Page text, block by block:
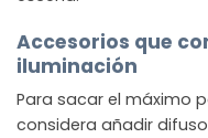
Accesorios que
iluminación
Para sacar el máximo
considera añadir